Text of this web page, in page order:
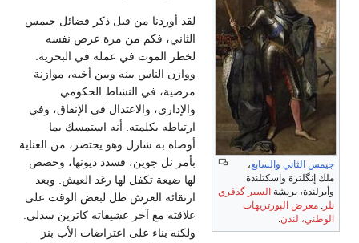
جيمس الثاني والسابع،
ملك إنگلترة واسكتلندة
وأيرلندة، بريشة السير گدفري
نلر . معرض الپورتريهات
الوطني، لندن.
لقد أوردنا من قبل ذكر فضائل جيمس
الثاني، فكم من مرة عرض نفسه
لخطر الموت في عمله في البحرية.
ووازن الناس بينه وبين أخيه، موازنة
مرضية، في النشاط الحكومي
والإداري، والاعتدال في الإنفاق، وفي
ارتباطه بكلمته. أنه استمسك بما
أوصاه به شارل وهو يحتضر، من العناية
بأمر نل جوين، فسدد ديونها، وخصص
لها ضيعة تكفل لها رغد العيش. وبعد
ارتقائه العرش ظل لبعض الوقت على
علاقته مع آخر عشيقاته كاترين سدلي.
ولكنه بناء على اعتراضات الأب بنز